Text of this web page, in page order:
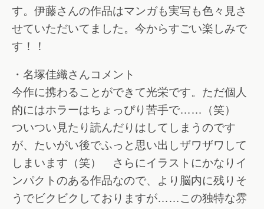
す。伊藤さんの作品はマンガも実写も色々見さ
せていただいてました。今からすごい楽しみで
す！！
・名塚佳織さんコメント
今作に携わることができて光栄です。ただ個人
的にはホラーはちょっぴり苦手で……（笑）
ついつい見たり読んだりはしてしまうのです
が、たいがい後でふっと思い出しザワザワして
しまいます（笑） さらにイラストにかなりイ
ンパクトのある作品なので、より脳内に残りそ
うでビクビクしておりますが……この独特な雰